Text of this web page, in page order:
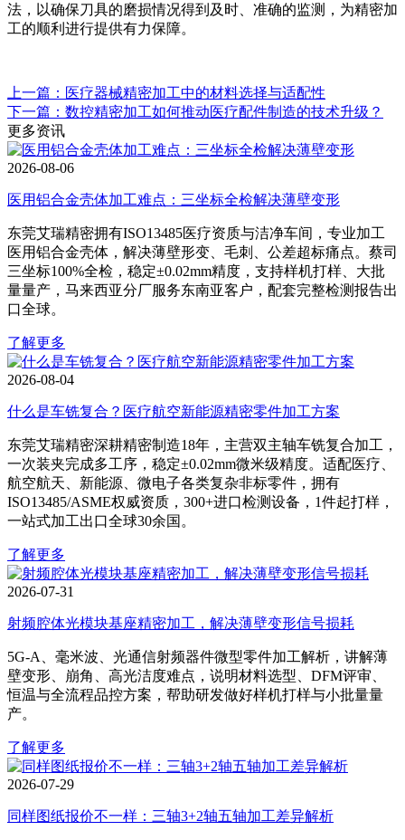
法，以确保刀具的磨损情况得到及时、准确的监测，为精密加
工的顺利进行提供有力保障。
上一篇：医疗器械精密加工中的材料选择与适配性
下一篇：数控精密加工如何推动医疗配件制造的技术升级？
更多资讯
2026-08-06
医用铝合金壳体加工难点：三坐标全检解决薄壁变形
东莞艾瑞精密拥有ISO13485医疗资质与洁净车间，专业加工
医用铝合金壳体，解决薄壁形变、毛刺、公差超标痛点。蔡司
三坐标100%全检，稳定±0.02mm精度，支持样机打样、大批
量量产，马来西亚分厂服务东南亚客户，配套完整检测报告出
口全球。
了解更多
2026-08-04
什么是车铣复合？医疗航空新能源精密零件加工方案
东莞艾瑞精密深耕精密制造18年，主营双主轴车铣复合加工，
一次装夹完成多工序，稳定±0.02mm微米级精度。适配医疗、
航空航天、新能源、微电子各类复杂非标零件，拥有
ISO13485/ASME权威资质，300+进口检测设备，1件起打样，
一站式加工出口全球30余国。
了解更多
2026-07-31
射频腔体光模块基座精密加工，解决薄壁变形信号损耗
5G‑A、毫米波、光通信射频器件微型零件加工解析，讲解薄
壁变形、崩角、高光洁度难点，说明材料选型、DFM评审、
恒温与全流程品控方案，帮助研发做好样机打样与小批量量
产。
了解更多
2026-07-29
同样图纸报价不一样：三轴3+2轴五轴加工差异解析